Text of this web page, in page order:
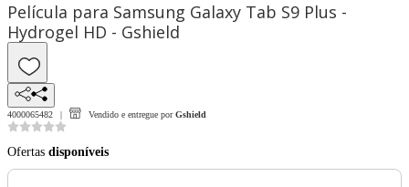
Película para Samsung Galaxy Tab S9 Plus -
Hydrogel HD - Gshield
4000065482 Vendido e entregue por Gshield
Ofertas disponíveis